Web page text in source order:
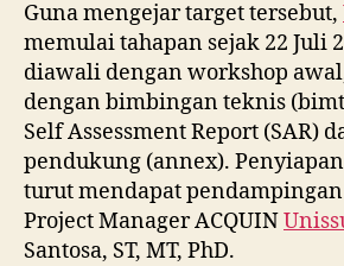
Guna mengejar target tersebut,
memulai tahapan sejak 22 Juli
diawali dengan workshop
dengan bimbingan teknis
Self Assessment Report (SAR)
pendukung (annex).
turut mendapat
Project Manager ACQUIN
Santosa, ST, MT, PhD.